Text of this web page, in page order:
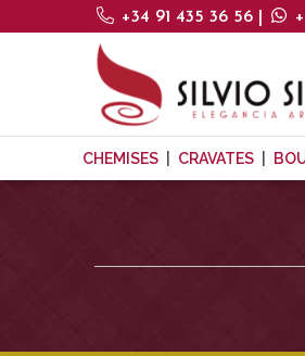
+34 91 435 36 56
CHEMISES CRAVATES